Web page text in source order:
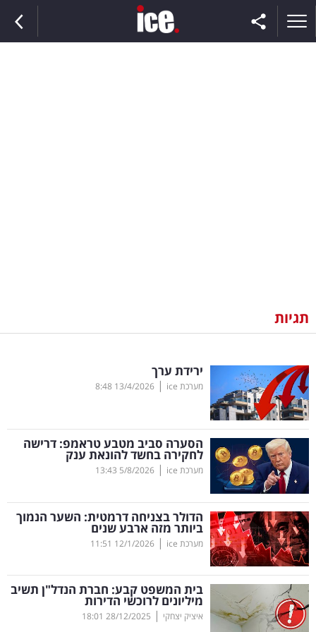
וצרכנות
דיגיטל
וטק
שיווק
ופרסום
משפט
מדדים
ומחקרים
דעות
רכילות
תגיות
ירידת ערך
מערכת ice |
13/4/2026
8:48
הסערה סביב מטבע טראמפ: דרישה
לחקירה בחשד להונאת ענק
מערכת ice |
5/8/2026
13:43
הדולר בצניחה דרמטית: השער הנמוך
ביותר מזה ארבע שנים
מערכת ice |
12/1/2026
11:51
בית המשפט קבע: חברת הנדל"ן תשיב
מיליונים לרוכשי הדירות
איציק יצחקי |
28/12/2025
18:01